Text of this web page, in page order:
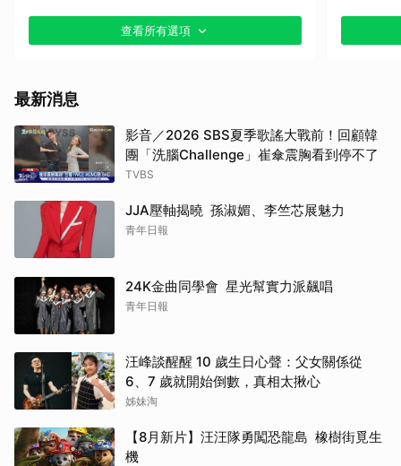
查看所有選項
最新消息
影音／2026 SBS夏季歌謠大戰前！回顧韓
團「洗腦Challenge」崔傘震胸看到停不了
TVBS
JJA壓軸揭曉 孫淑媚、李竺芯展魅力
青年日報
24K金曲同學會 星光幫實力派飆唱
青年日報
汪峰談醒醒 10 歲生日心聲：父女關係從
6、7 歲就開始倒數，真相太揪心
姊妹淘
【8月新片】汪汪隊勇闖恐龍島 橡樹街覓生
機